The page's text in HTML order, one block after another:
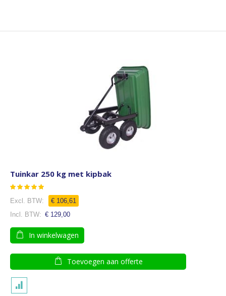
Tuinkar 250 kg met kipbak
Waardering:
97
100
€ 106,61
€ 129,00
In winkelwagen
Toevoegen aan offerte